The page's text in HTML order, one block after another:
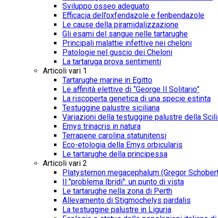
Sviluppo osseo adeguato
Efficacia dell’oxfendazole e fenbendazole
Le cause della piramidalizzazione
Gli esami del sangue nelle tartarughe
Principali malattie infettive nei cheloni
Patologie nel guscio dei Cheloni
La tartaruga prova sentimenti
Articoli vari 1
Tartarughe marine in Egitto
Le affinità elettive di “George Il Solitario”
La riscoperta genetica di una specie estinta
Testuggine palustre siciliana
Variazioni della testuggine palustre della
Emys trinacris in natura
Terrapene carolina statunitensi
Eco-etologia della Emys orbicularis
Le tartarughe della principessa
Articoli vari 2
Platysternon megacephalum (Gregor
Il "problema Ibridi": un punto di vista
Le tartarughe nella zona di Perth
Allevamento di Stigmochelys pardalis
La testuggine palustre in Liguria